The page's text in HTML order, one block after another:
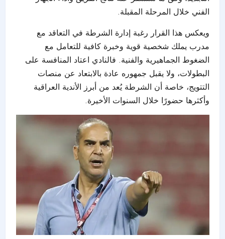
الفني خلال المرحلة المقبلة.
ويعكس هذا القرار رغبة إدارة الشرطة في التعاقد مع
مدرب يملك شخصية قوية وخبرة كافية للتعامل مع
الضغوط الجماهيرية والفنية. فالنادي اعتاد المنافسة على
البطولات، ولا يقبل جمهوره عادة بالابتعاد عن منصات
التتويج، خاصة أن الشرطة يُعد من أبرز الأندية العراقية
وأكثرها حضورًا خلال السنوات الأخيرة.